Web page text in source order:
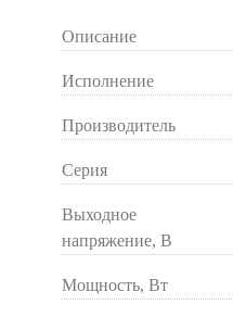
Описание
Исполнение
Производитель
Серия
Выходное
напряжение, В
Мощность, Вт